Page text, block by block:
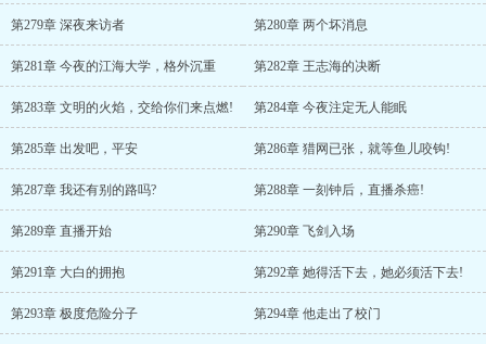
第279章 深夜来访者 第280章 两个坏消息
第281章 今夜的江海大学，格外沉重 第282章 王志海的决断
第283章 文明的火焰，交给你们来点燃! 第284章 今夜注定无人能眠
第285章 出发吧，平安 第286章 猎网已张，就等鱼儿咬钩!
第287章 我还有别的路吗? 第288章 一刻钟后，直播杀癌!
第289章 直播开始 第290章 飞剑入场
第291章 大白的拥抱 第292章 她得活下去，她必须活下去!
第293章 极度危险分子 第294章 他走出了校门